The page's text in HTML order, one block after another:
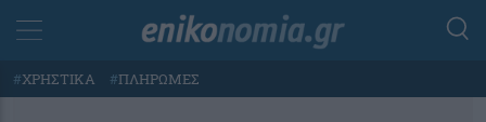
#ΧΡΗΣΤΙΚΑ #ΠΛΗΡΩΜΕΣ